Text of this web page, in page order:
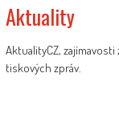
Aktuality
AktualityCZ,
tiskových zpráv.